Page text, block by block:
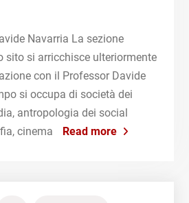
Navarria La sezione
sito si arricchisce ulteriormente
con il Professor Davide
si occupa di società dei
antropologia dei social
cinema
Read more